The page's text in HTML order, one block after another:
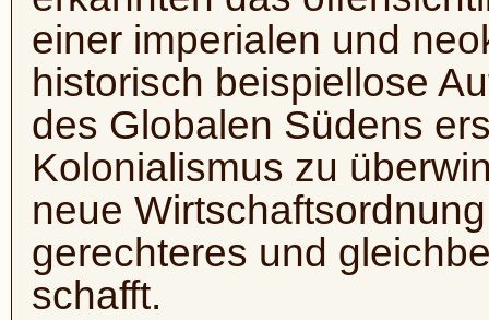
einer imperialen und
historisch beispiellose
des Globalen Südens
Kolonialismus zu
neue
gerechteres und
schafft.